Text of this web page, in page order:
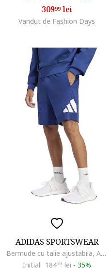
30999lei
Vandut de Fashion Days
ADIDAS SPORTSWEAR
Bermude cu talie ajustabila, Albastru royal/Alb optic
Initial: 18499 lei - 35%